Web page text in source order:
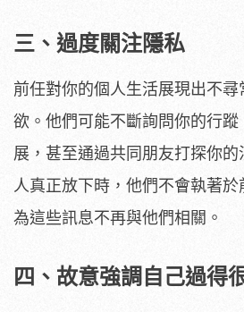
三、過度關注隱私
前任對你的個人生活展現出不尋
欲。他們可能不斷詢問你的行
展，甚至通過共同朋友打探你
人真正放下時，他們不會執著於
為這些訊息不再與他們相關。
四、故意強調自己過得